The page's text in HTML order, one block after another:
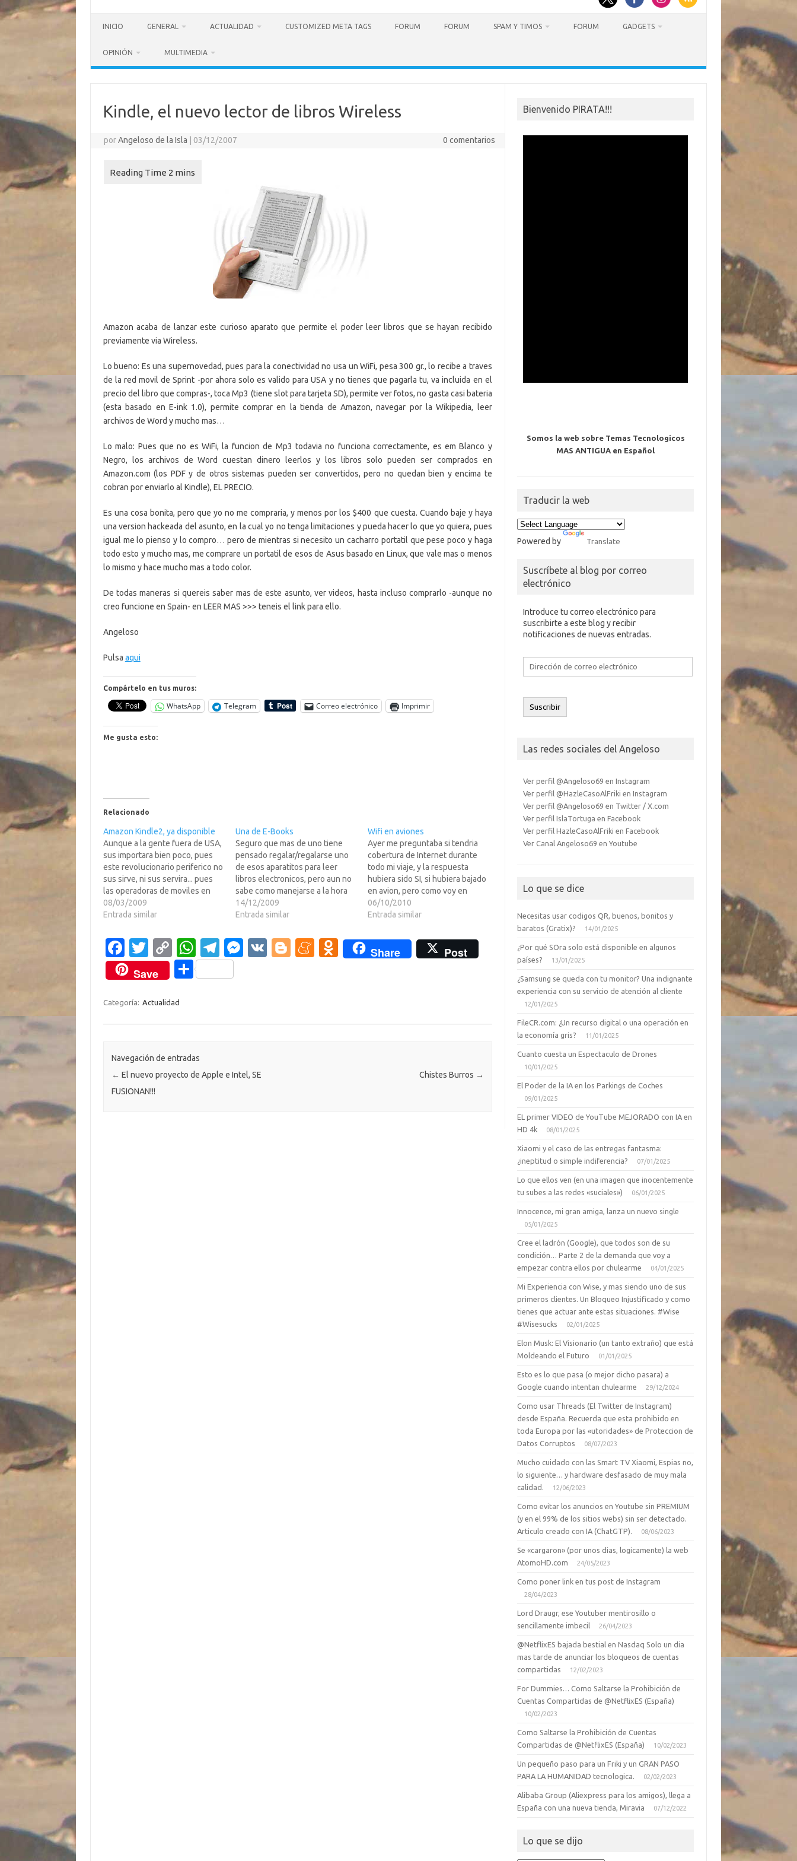
INICIO GENERAL ACTUALIDAD CUSTOMIZED META TAGS FORUM FORUM SPAM Y TIMOS FORUM GADGETS
OPINIÓN MULTIMEDIA
Kindle, el nuevo lector de libros Wireless
porAngeloso de la Isla 03/12/2007 0 comentarios
Amazon acaba de lanzar este curioso aparato que permite el poder leer libros que se hayan recibido
previamente via Wireless.
Lo bueno: Es una supernovedad, pues para la conectividad no usa un WiFi, pesa 300 gr., lo recibe a traves
de la red movil de Sprint -por ahora solo es valido para USA y no tienes que pagarla tu, va incluida en el
precio del libro que compras-, toca Mp3 (tiene slot para tarjeta SD), permite ver fotos, no gasta casi bateria
(esta basado en E-ink 1.0), permite comprar en la tienda de Amazon, navegar por la Wikipedia, leer
archivos de Word y mucho mas…
Lo malo: Pues que no es WiFi, la funcion de Mp3 todavia no funciona correctamente, es em Blanco y
Negro, los archivos de Word cuestan dinero leerlos y los libros solo pueden ser comprados en
Amazon.com (los PDF y de otros sistemas pueden ser convertidos, pero no quedan bien y encima te
cobran por enviarlo al Kindle), EL PRECIO.
Es una cosa bonita, pero que yo no me compraria, y menos por los $400 que cuesta. Cuando baje y haya
una version hackeada del asunto, en la cual yo no tenga limitaciones y pueda hacer lo que yo quiera, pues
igual me lo pienso y lo compro… pero de mientras si necesito un cacharro portatil que pese poco y haga
todo esto y mucho mas, me comprare un portatil de esos de Asus basado en Linux, que vale mas o menos
lo mismo y hace mucho mas a todo color.
De todas maneras si quereis saber mas de este asunto, ver videos, hasta incluso comprarlo -aunque no
creo funcione en Spain- en LEER MAS >>> teneis el link para ello.
Angeloso
Pulsa aqui
Compártelo en tus muros:
WhatsApp Telegram Correo electrónico Imprimir
Me gusta esto:
Relacionado
Amazon Kindle2, ya disponible
Aunque a la gente fuera de USA,
sus importara bien poco, pues
este revolucionario periferico no
sus sirve, ni sus servira... pues
las operadoras de moviles en
Eh!pa? otros paises ven muy
dificil el implementar en sus
para facturar por los libros
descargados, y…
08/03/2009
Entrada similar
Una de E-Books
Seguro que mas de uno tiene
pensado regalar/regalarse uno
de esos aparatitos para leer
libros electronicos, pero aun no
sabe como manejarse a la hora
de encontrar los archivos.Pero
aqui tenemos una pagina
Tiene los menus en ingles, pero
no habra problemas para usarla
14/12/2009
Entrada similar
Wifi en aviones
Ayer me preguntaba si tendria
cobertura de Internet durante
todo mi viaje, y la respuesta
hubiera sido SI, si hubiera bajado
en avion, pero como voy en
coche hasta Eh!pa?. pues me voy
a tener que joder. :-(Y como se
coche??? Pues cogiendo
carrerilla…
06/10/2010
Entrada similar
Fa
c
e
b
k
T
w
it
te
C
o
p
y
k
W
h
at
p
T
el
e
M
V
Bl
M O
Share
Post
Save
C
ti
r
Categoría: Actualidad
Navegación de entradas
← El nuevo proyecto de Apple e Intel, SE
FUSIONAN!!!
Chistes Burros →
Bienvenido PIRATA!!!
Somos la web sobre Temas Tecnologicos
MAS ANTIGUA en Español
Traducir la web
Powered by Translate
Suscríbete al blog por correo
electrónico
Introduce tu correo electrónico para
suscribirte a este blog y recibir
notificaciones de nuevas entradas.
Dirección
electrónico
Suscribir
Las redes sociales del Angeloso
Ver perfil @Angeloso69 en Instagram
Ver perfil @HazleCasoAlFriki en Instagram
Ver perfil @Angeloso69 en Twitter / X.com
Ver perfil IslaTortuga en Facebook
Ver perfil HazleCasoAlFriki en Facebook
Ver Canal Angeloso69 en Youtube
Lo que se dice
Necesitas usar codigos QR, buenos, bonitos y
baratos (Gratix)?
14/01/2025
¿Por qué SOra solo está disponible en algunos
países?
13/01/2025
¿Samsung se queda con tu monitor? Una indignante
experiencia con su servicio de atención al cliente
12/01/2025
FileCR.com: ¿Un recurso digital o una operación en
la economía gris?
11/01/2025
Cuanto cuesta un Espectaculo de Drones
10/01/2025
El Poder de la IA en los Parkings de Coches
09/01/2025
EL primer VIDEO de YouTube MEJORADO con IA en
HD 4k
08/01/2025
Xiaomi y el caso de las entregas fantasma:
¿ineptitud o simple indiferencia?
07/01/2025
Lo que ellos ven (en una imagen que inocentemente
tu subes a las redes «suciales»)
06/01/2025
Innocence, mi gran amiga, lanza un nuevo single
05/01/2025
Cree el ladrón (Google), que todos son de su
condición… Parte 2 de la demanda que voy a
empezar contra ellos por chulearme
04/01/2025
Mi Experiencia con Wise, y mas siendo uno de sus
primeros clientes. Un Bloqueo Injustificado y como
tienes que actuar ante estas situaciones. #Wise
#Wisesucks
02/01/2025
Elon Musk: El Visionario (un tanto extraño) que está
Moldeando el Futuro
01/01/2025
Esto es lo que pasa (o mejor dicho pasara) a
Google cuando intentan chulearme
29/12/2024
Como usar Threads (El Twitter de Instagram)
desde España. Recuerda que esta prohibido en
toda Europa por las «utoridades» de Proteccion de
Datos Corruptos
08/07/2023
Mucho cuidado con las Smart TV Xiaomi, Espias no,
lo siguiente… y hardware desfasado de muy mala
calidad.
12/06/2023
Como evitar los anuncios en Youtube sin PREMIUM
(y en el 99% de los sitios webs) sin ser detectado.
Articulo creado con IA (ChatGTP).
08/06/2023
Se «cargaron» (por unos dias, logicamente) la web
AtomoHD.com
24/05/2023
Como poner link en tus post de Instagram
28/04/2023
Lord Draugr, ese Youtuber mentirosillo o
sencillamente imbecil
26/04/2023
@NetflixES bajada bestial en Nasdaq Solo un dia
mas tarde de anunciar los bloqueos de cuentas
compartidas
12/02/2023
For Dummies… Como Saltarse la Prohibición de
Cuentas Compartidas de @NetflixES (España)
10/02/2023
Como Saltarse la Prohibición de Cuentas
Compartidas de @NetflixES (España)
10/02/2023
Un pequeño paso para un Friki y un GRAN PASO
PARA LA HUMANIDAD tecnologica.
02/02/2023
Alibaba Group (Aliexpress para los amigos), llega a
España con una nueva tienda, Miravia
07/12/2022
Lo que se dijo